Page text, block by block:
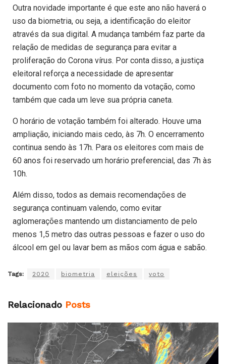
Outra novidade importante é que este ano não haverá o
uso da biometria, ou seja, a identificação do eleitor
através da sua digital. A mudança também faz parte da
relação de medidas de segurança para evitar a
proliferação do Corona vírus. Por conta disso, a justiça
eleitoral reforça a necessidade de apresentar
documento com foto no momento da votação, como
também que cada um leve sua própria caneta.
O horário de votação também foi alterado. Houve uma
ampliação, iniciando mais cedo, às 7h. O encerramento
continua sendo às 17h. Para os eleitores com mais de
60 anos foi reservado um horário preferencial, das 7h às
10h.
Além disso, todos as demais recomendações de
segurança continuam valendo, como evitar
aglomerações mantendo um distanciamento de pelo
menos 1,5 metro das outras pessoas e fazer o uso do
álcool em gel ou lavar bem as mãos com água e sabão.
Tags: 2020 biometria eleições voto
Relacionado Posts